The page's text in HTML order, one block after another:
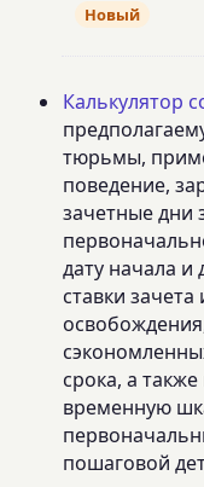
Новый
Калькулятор
тюрьмы,
поведение,
зачетные дни
дату начала и
ставки
срока, а
временную
пошаговой